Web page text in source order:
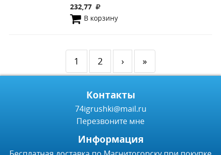
232,77
В корзину
1 2 › »
Контакты
74igrushki@mail.ru
Перезвоните мне
Информация